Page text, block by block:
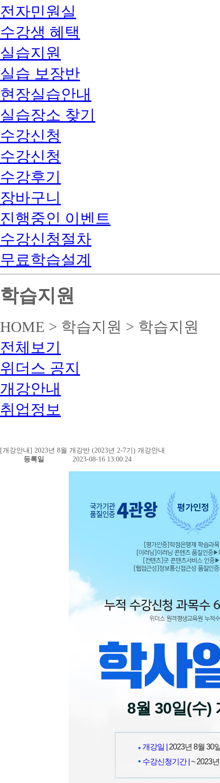
전자민원실
수강생 혜택
실습지원
실습 보장반
현장실습안내
실습장소 찾기
수강신청
수강신청
수강후기
장바구니
진행중인 이벤트
수강신청절차
무료학습설계
학습지원
HOME > 학습지원 > 학습지원
전체보기
위더스 공지
개강안내
취업정보
[개강안내] 2023년 8월 개강반 (2023년 2-7기) 개강안내
등록일
2023-08-16 13:00:24